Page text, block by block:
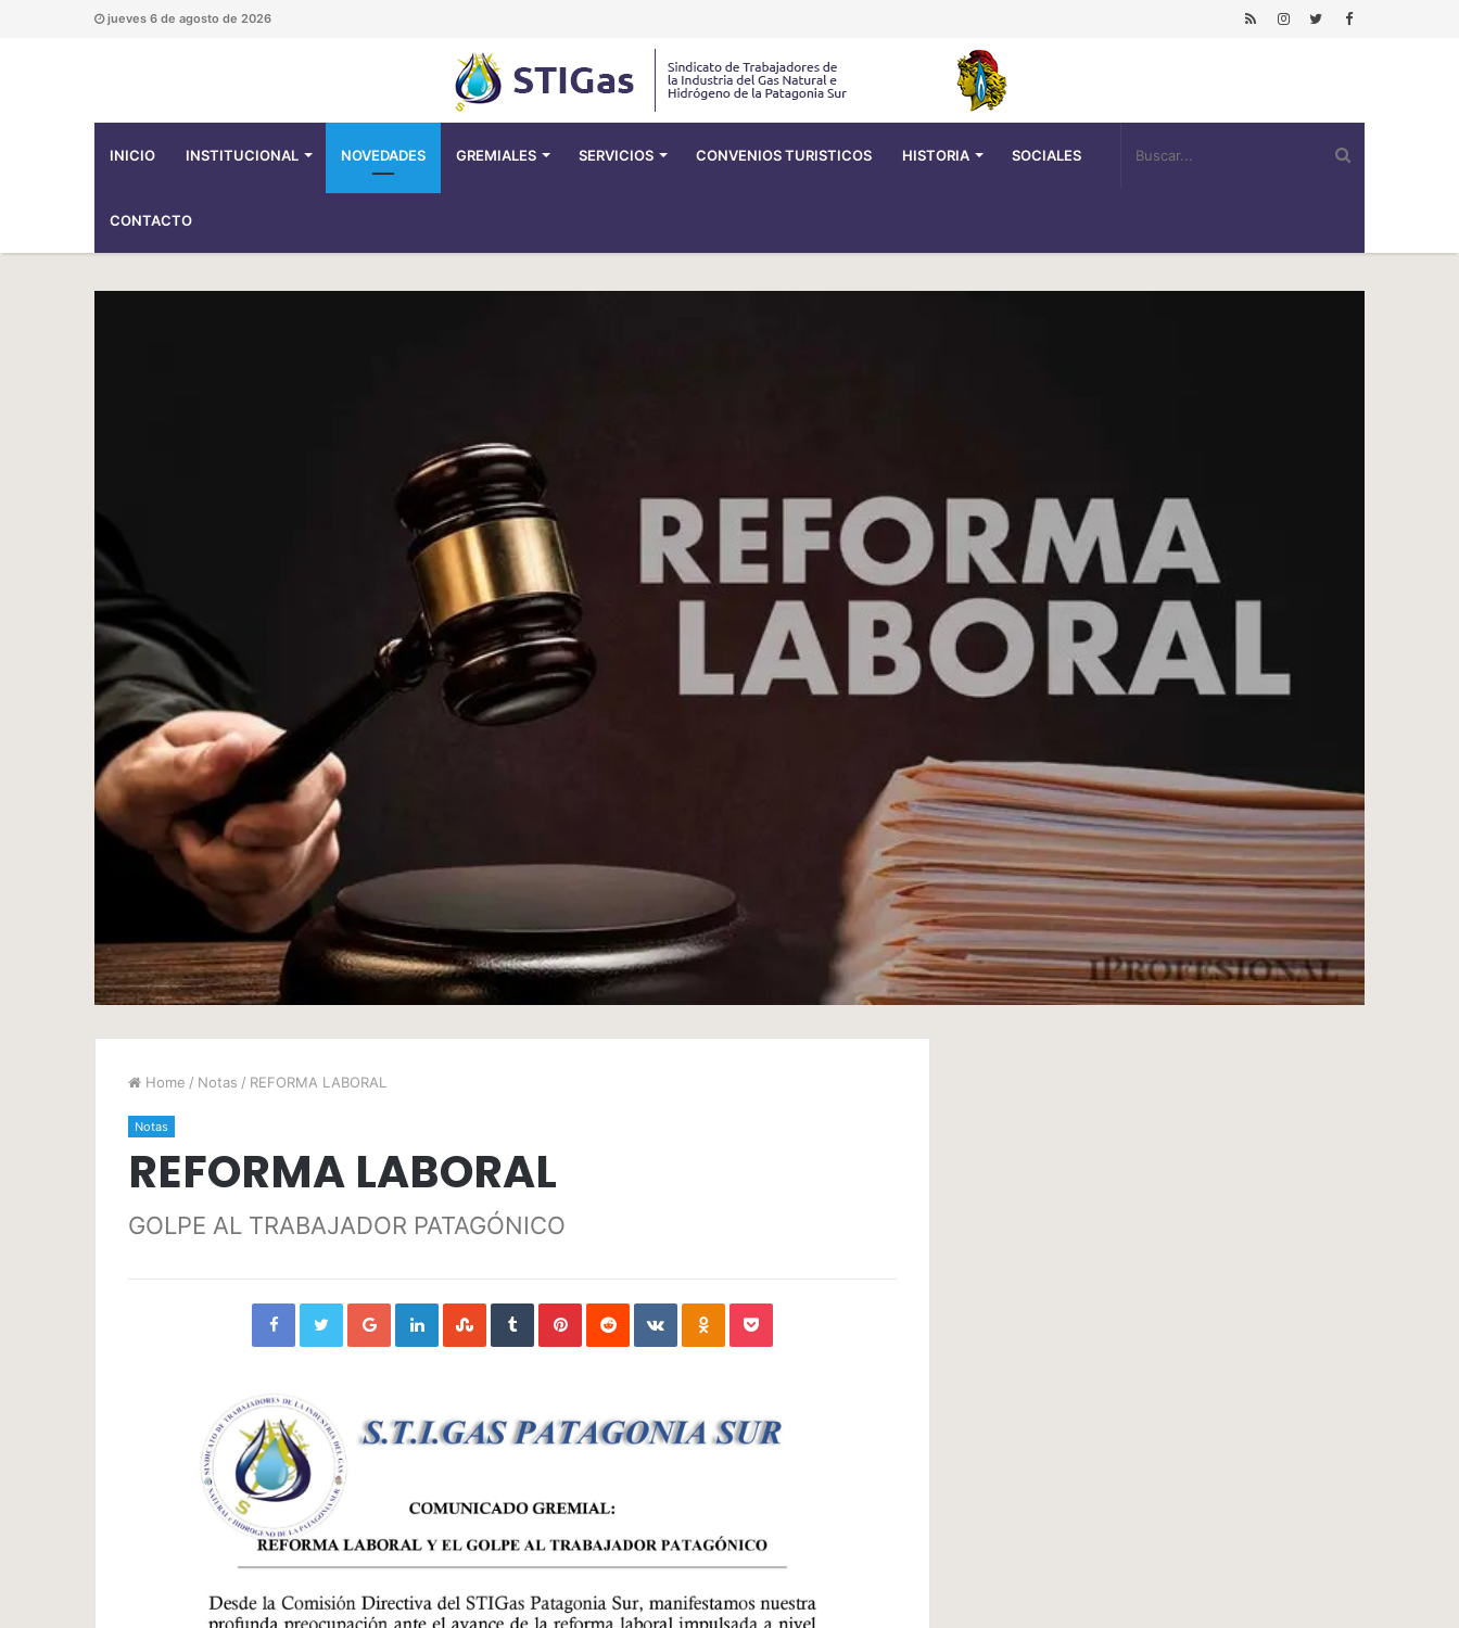
jueves 6 de agosto de 2026
INICIO INSTITUCIONAL NOVEDADES GREMIALES SERVICIOS CONVENIOS TURISTICOS HISTORIA SOCIALES
CONTACTO
Home / Notas / REFORMA LABORAL
Notas
REFORMA LABORAL
GOLPE AL TRABAJADOR PATAGÓNICO
FacebookTwitterGoogle+LinkedInStumbleUpon
TumblrPinterestReddit VKontakteOdnoklassniki
Pocket